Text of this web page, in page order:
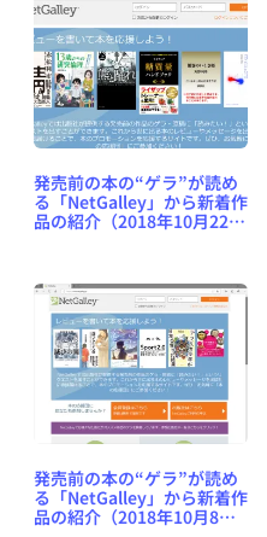
発売前の本の“ゲラ”が読め
る「NetGalley」から新着作
品の紹介（2018年10月22日
発売前の本の“ゲラ”が読め
る「NetGalley」から新着作
品の紹介（2018年10月8日